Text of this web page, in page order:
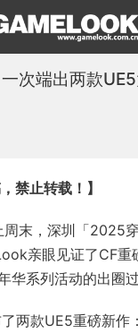
次端出两款
禁止转载！】
末，深圳「2025
亲眼见证了CF重
华系列活动的出圈过
两款UE5重磅新作